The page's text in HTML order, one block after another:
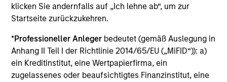
klicken Sie andernfalls auf „Ich lehne ab“, um zur
Startseite zurückzukehren.
*Professioneller Anleger bedeutet (gemäß Auslegung in
Anhang II Teil I der Richtlinie 2014/65/EU („MiFID“)): a)
ein Kreditinstitut, eine Wertpapierfirma, ein
zugelassenes oder beaufsichtigtes Finanzinstitut, eine
All investing involves risks, including a loss of principal.
information on the strategy, including additional risk
considerations.